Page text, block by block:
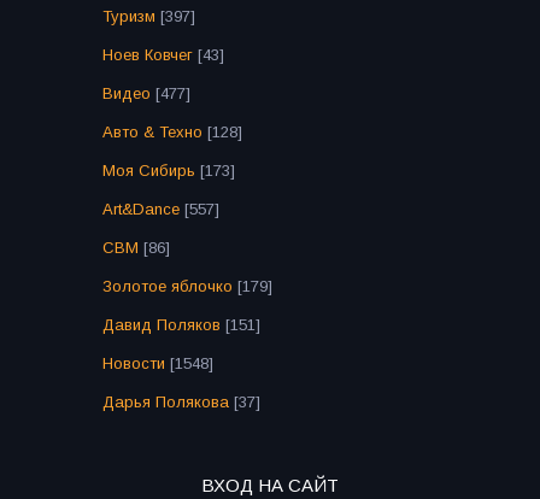
Туризм [397]
Ноев Ковчег [43]
Видео [477]
Авто & Техно [128]
Моя Сибирь [173]
Art&Dance [557]
СВМ [86]
Золотое яблочко [179]
Давид Поляков [151]
Новости [1548]
Дарья Полякова [37]
ВХОД НА САЙТ